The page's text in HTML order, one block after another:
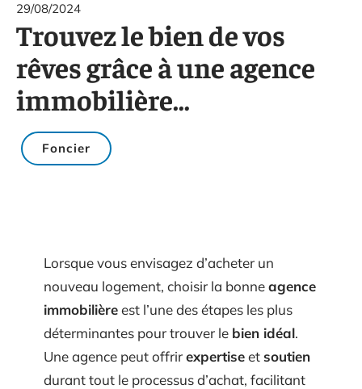
29/08/2024
Trouvez le bien de vos
rêves grâce à une agence
immobilière…
Foncier
Lorsque vous envisagez d’acheter un
nouveau logement, choisir la bonneagence
immobilièreest l’une des étapes les plus
déterminantes pour trouver le bien idéal.
Une agence peut offrirexpertiseetsoutien
durant tout le processus d’achat, facilitant